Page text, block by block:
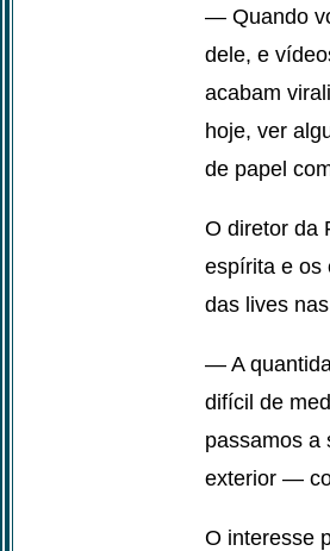
— Quando
dele, e
acabam
hoje, ver
de papel
O diretor da
espírita e os
das lives
— A
difícil de
passamos a
exterior —
O interesse